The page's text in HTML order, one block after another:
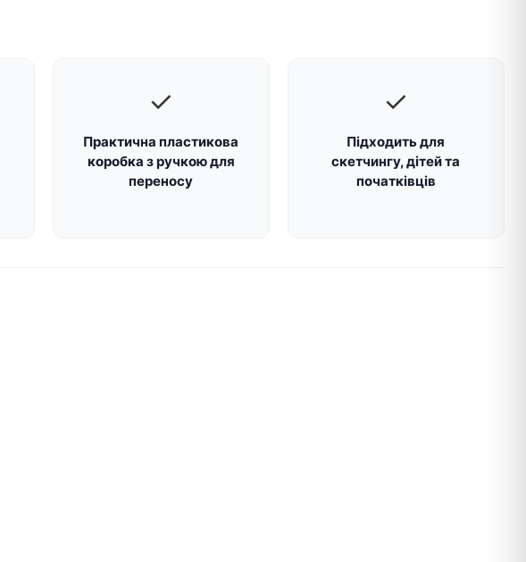
✓
Практична пластикова
коробка з ручкою для
переносу
✓
Підходить для
скетчингу, дітей та
початківців